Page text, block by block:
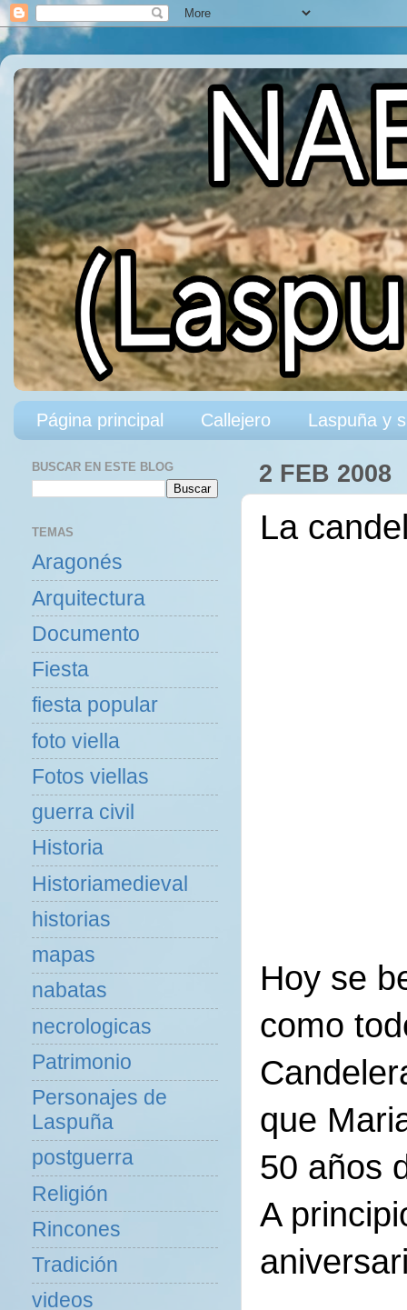
Página principal Callejero Laspuña y
2 FEB 2008
La
Hoy se
como
que
50 años
A
BUSCAR EN ESTE BLOG
TEMAS
Aragonés
Arquitectura
Documento
Fiesta
fiesta popular
foto viella
Fotos viellas
guerra civil
Historia
Historiamedieval
historias
mapas
nabatas
necrologicas
Patrimonio
Personajes de
Laspuña
postguerra
Religión
Rincones
Tradición
videos